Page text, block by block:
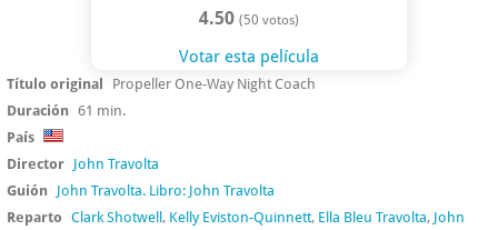
4.50 (50 votos)
Votar esta película
Título original
Propeller One-Way Night Coach
Duración 61 min.
País
Director John Travolta
Guión John Travolta. Libro: John Travolta
Reparto Clark Shotwell , Kelly Eviston-Quinnett, Ella Bleu Travolta, John